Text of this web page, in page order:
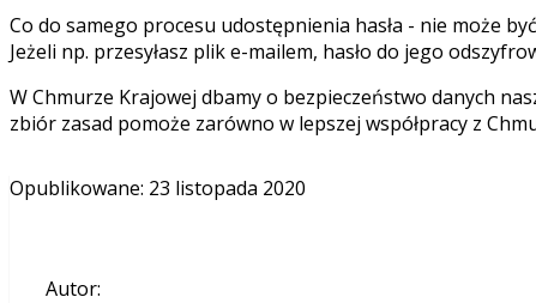
Co do samego procesu udostępnienia hasła - nie może
Jeżeli np. przesyłasz plik e-mailem, hasło do jego
W Chmurze Krajowej dbamy o bezpieczeństwo danych
zbiór zasad pomoże zarówno w lepszej współpracy z
Opublikowane: 23 listopada 2020
Autor: